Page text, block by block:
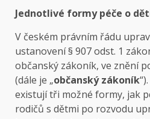
Jednotlivé formy péče o
V českém právním řádu
ustanovení § 907 odst. 1
občanský zákoník, ve znění
(dále je „občanský zákoník
existují tři možné formy, jak
rodičů s dětmi po rozvodu